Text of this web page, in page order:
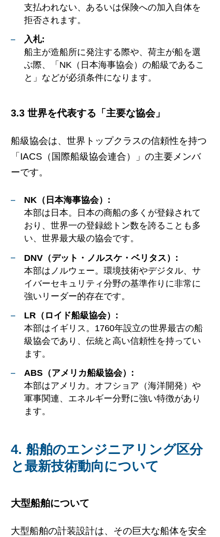
支払われない、あるいは保険への加入自体を
拒否されます。
入札:
船主が造船所に発注する際や、荷主が船を選
ぶ際、「NK（日本海事協会）の船級であるこ
と」などが必須条件になります。
3.3 世界を代表する「主要な協会」
船級協会は、世界トップクラスの信頼性を持つ
「IACS（国際船級協会連合）」の主要メンバ
ーです。
NK（日本海事協会）:
本部は日本。日本の商船の多くが登録されて
おり、世界一の登録総トン数を誇ることも多
い、世界最大級の協会です。
DNV（デット・ノルスケ・ベリタス）:
本部はノルウェー。環境技術やデジタル、サ
イバーセキュリティ分野の基準作りに非常に
強いリーダー的存在です。
LR（ロイド船級協会）:
本部はイギリス。1760年設立の世界最古の船
級協会であり、伝統と高い信頼性を持ってい
ます。
ABS（アメリカ船級協会）:
本部はアメリカ。オフショア（海洋開発）や
軍事関連、エネルギー分野に強い特徴があり
ます。
4. 船舶のエンジニアリング区分
と最新技術動向について
大型船舶について
大型船舶の計装設計は、その巨大な船体を安全